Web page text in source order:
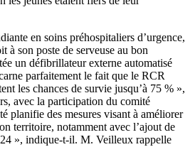
en soins préhospitaliers d’urgence,
à son poste de serveuse au bon
un défibrillateur externe automatisé
parfaitement le fait que le RCR
les chances de survie jusqu’à 75 % »,
avec la participation du comité
planifie des mesures visant à améliorer
territoire, notamment avec l’ajout de
», indique-t-il. M. Veilleux rappelle